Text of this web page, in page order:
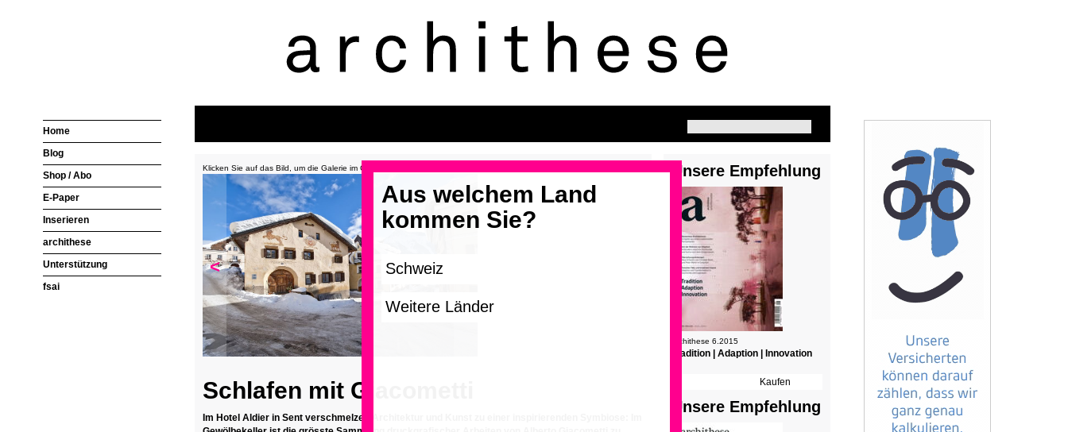
Aus welchem Land
kommen Sie?
Klicken Sie auf das Bild, um die Galerie im Grossformat zu durchstöbern.
<
Schlafen mit Giacometti
Im Hotel Aldier in Sent verschmelzen Architektur und Kunst zu einer inspirierenden Symbiose: Im
Unsere Empfehlung
archithese 6.2015
Tradition | Adaption | Innovation
Unsere Empfehlung
Home
Blog
Shop / Abo
E-Paper
Inserieren
archithese
Unterstützung
fsai